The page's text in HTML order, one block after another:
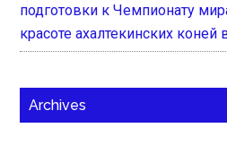
подготовки к Чемпионату
красоте ахалтекинских коней
Archives